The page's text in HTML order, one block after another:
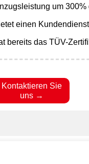
um 300%
einen
bereits das TÜV-
Kontaktieren Sie
uns →